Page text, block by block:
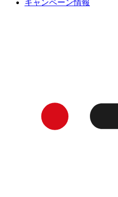
キャンペーン情報